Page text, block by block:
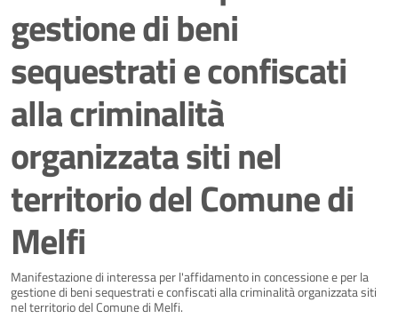
gestione di beni
sequestrati e confiscati
alla criminalità
organizzata siti nel
territorio del Comune di
Melfi
Dettagli della notizia
Manifestazione di interessa per l'affidamento in concessione e per la
gestione di beni sequestrati e confiscati alla criminalità organizzata siti
nel territorio del Comune di Melfi.